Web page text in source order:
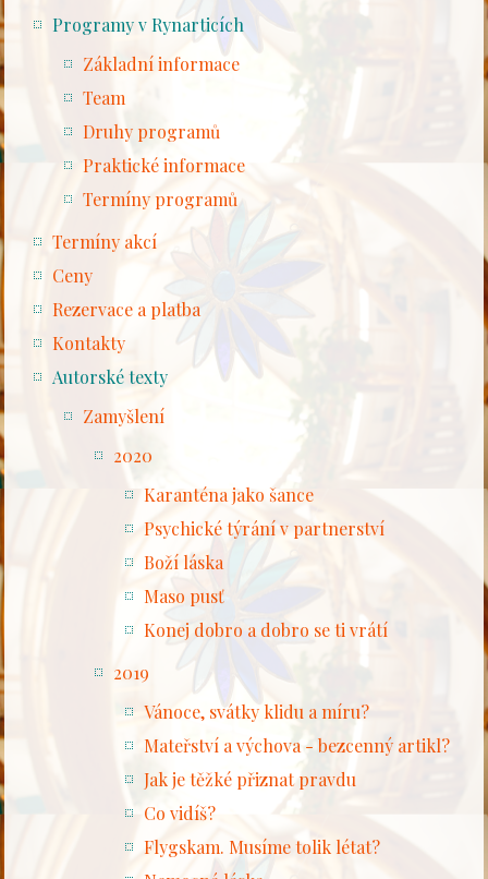
Programy v Rynarticích
Základní informace
Team
Druhy programů
Praktické informace
Termíny programů
Termíny akcí
Ceny
Rezervace a platba
Kontakty
Autorské texty
Zamyšlení
2020
Karanténa jako šance
Psychické týrání v partnerství
Boží láska
Maso pusť
Konej dobro a dobro se ti vrátí
2019
Vánoce, svátky klidu a míru?
Mateřství a výchova - bezcenný artikl?
Jak je těžké přiznat pravdu
Co vidíš?
Flygskam. Musíme tolik létat?